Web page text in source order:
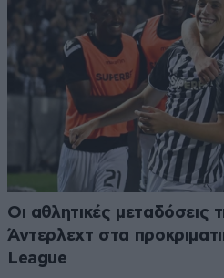
Οι αθλητικές
Άντερλεχτ στα
League